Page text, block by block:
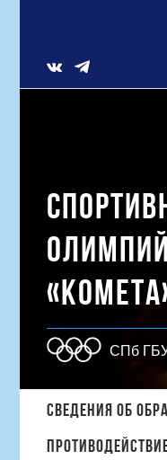
Vk
СПб
поиска:
Сведения об